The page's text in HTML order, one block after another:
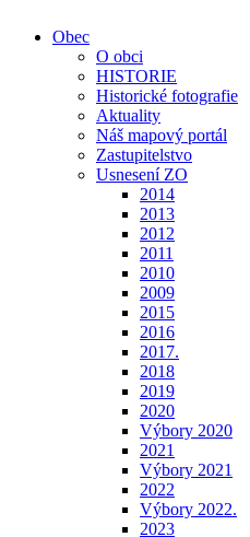
Obec
O obci
HISTORIE
Historické fotografie
Aktuality
Náš mapový portál
Zastupitelstvo
Usnesení ZO
2014
2013
2012
2011
2010
2009
2015
2016
2017.
2018
2019
2020
Výbory 2020
2021
Výbory 2021
2022
Výbory 2022.
2023